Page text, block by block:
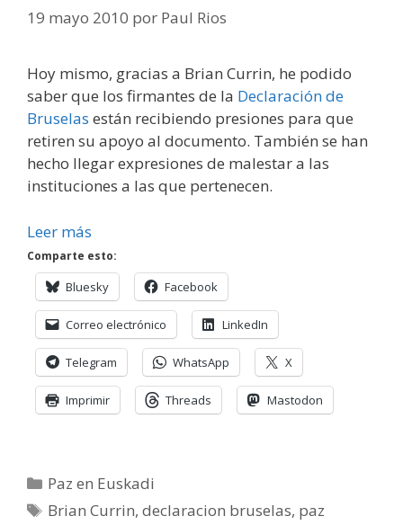
19 mayo 2010 por Paul Rios
Hoy mismo, gracias a Brian Currin, he podido
saber que los firmantes de la Declaración de
Bruselas están recibiendo presiones para que
retiren su apoyo al documento. También se han
hecho llegar expresiones de malestar a las
instituciones a las que pertenecen.
Leer más
Comparte esto:
Bluesky Facebook
Correo electrónico LinkedIn
Telegram WhatsApp X
Imprimir Threads Mastodon
Categorías
Paz en Euskadi
Etiquetas
Brian Currin,declaracion bruselas, paz